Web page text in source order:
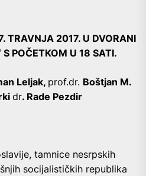
TRAVNJA 2017. U DVORANI
S POČETKOM U 18 SATI.
Leljak, prof.dr. Boštjan M.
dr. Rade Pezdir
tamnice nesrpskih
socijalističkih republika